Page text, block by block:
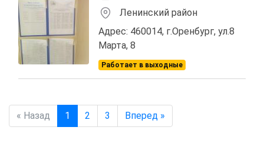
Ленинский район
Адрес: 460014, г.Оренбург, ул.8
Марта, 8
Работает в выходные
« Назад 1 2 3 Вперед »